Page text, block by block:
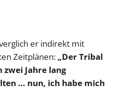
er indirekt mit
Zeitplänen: „Der Tribal
zwei Jahre lang
… nun, ich habe mich